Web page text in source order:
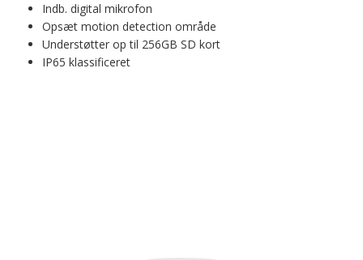
Indb. digital mikrofon
Opsæt motion detection område
Understøtter op til 256GB SD kort
IP65 klassificeret